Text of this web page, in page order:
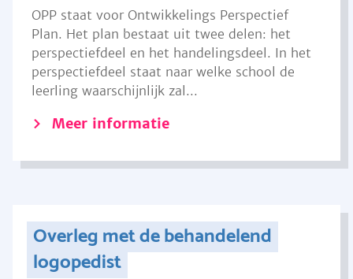
OPP staat voor Ontwikkelings Perspectief
Plan. Het plan bestaat uit twee delen: het
perspectiefdeel en het handelingsdeel. In het
perspectiefdeel staat naar welke school de
leerling waarschijnlijk zal...
Meer informatie
Overleg met de behandelend
logopedist